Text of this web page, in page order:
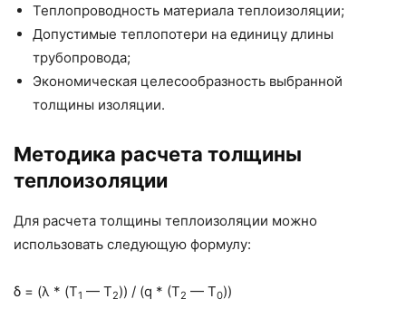
Теплопроводность материала теплоизоляции;
Допустимые теплопотери на единицу длины
трубопровода;
Экономическая целесообразность выбранной
толщины изоляции.
Методика расчета толщины
теплоизоляции
Для расчета толщины теплоизоляции можно
использовать следующую формулу:
δ = (λ * (T1 — T2)) / (q * (T2 — T0))